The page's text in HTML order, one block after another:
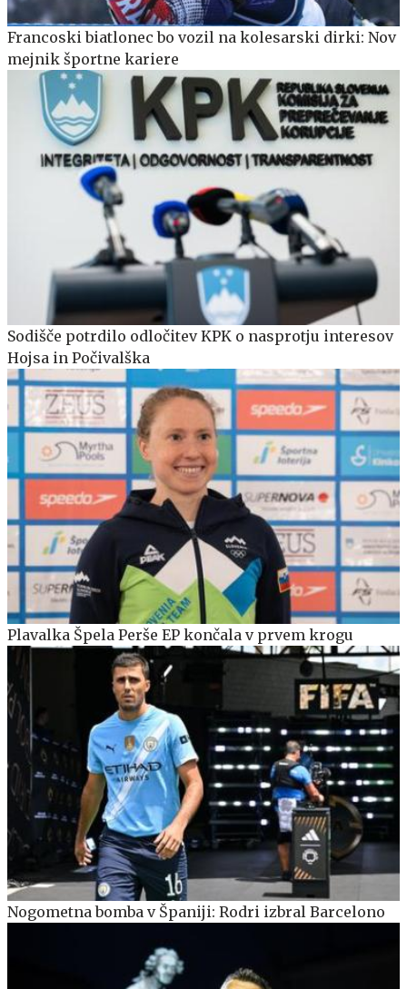
Francoski biatlonec bo vozil na kolesarski dirki: Nov
mejnik športne kariere
Sodišče potrdilo odločitev KPK o nasprotju interesov
Hojsa in Počivalška
Plavalka Špela Perše EP končala v prvem krogu
Nogometna bomba v Španiji: Rodri izbral Barcelono